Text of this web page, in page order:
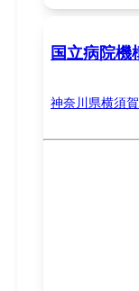
国立病院機
神奈川県横須